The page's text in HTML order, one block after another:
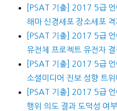
[PSAT 기출] 2017 5급
해마 신경세포 장소세포 격
[PSAT 기출] 2017 5급
유전체 프로젝트 유전자 결
[PSAT 기출] 2017 5급
소셜미디어 진보 성향 트위
[PSAT 기출] 2017 5급
행위 의도 결과 도덕성 여